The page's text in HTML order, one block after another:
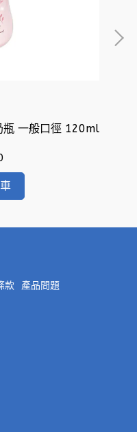
瓶 一般口徑 120ml
款 產品問題